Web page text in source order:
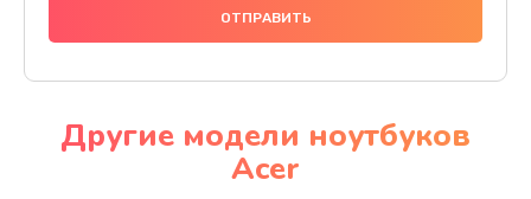
Ремонт подсветки
Настройка BIOS
Другие модели ноутбуков
Acer